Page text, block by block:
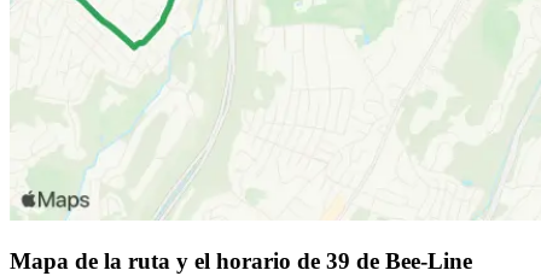
Mapa de la ruta y el horario de 39 de Bee-Line